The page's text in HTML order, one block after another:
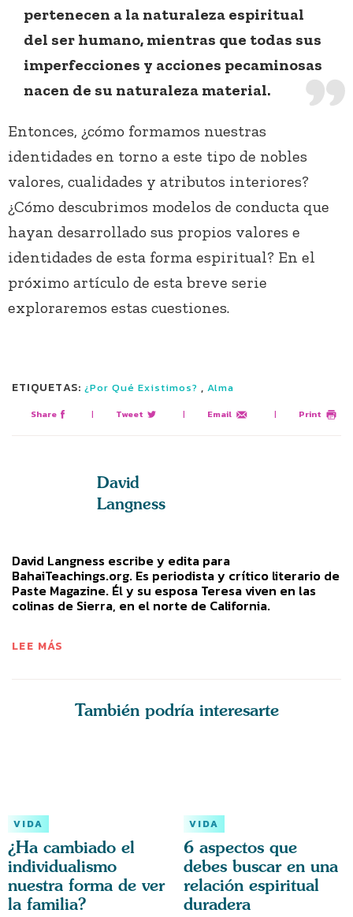
pertenecen a la naturaleza espiritual
del ser humano, mientras que todas sus
imperfecciones y acciones pecaminosas
nacen de su naturaleza material.
Entonces, ¿cómo formamos nuestras
identidades en torno a este tipo de nobles
valores, cualidades y atributos interiores?
¿Cómo descubrimos modelos de conducta que
hayan desarrollado sus propios valores e
identidades de esta forma espiritual? En el
próximo artículo de esta breve serie
exploraremos estas cuestiones.
ETIQUETAS: ¿Por Qué Existimos? ,Alma
Share | Tweet | Email | Print
David
Langness
David Langness escribe y edita para
BahaiTeachings.org. Es periodista y crítico literario de
Paste Magazine. Él y su esposa Teresa viven en las
colinas de Sierra, en el norte de California.
LEE MÁS
También podría interesarte
VIDA
¿Ha cambiado el
individualismo
nuestra forma de ver
la familia?
VIDA
6 aspectos que
debes buscar en una
relación espiritual
duradera